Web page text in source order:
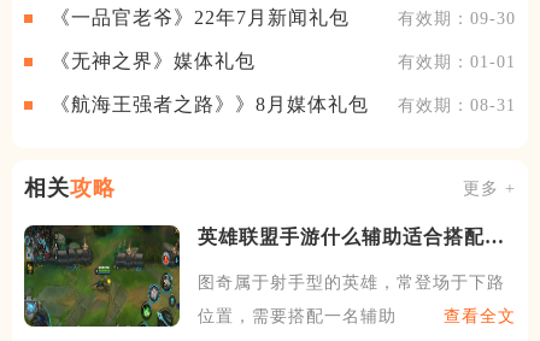
《一品官老爷》22年7月新闻礼包 有效期：09-30
《无神之界》媒体礼包 有效期：01-01
《航海王强者之路》》8月媒体礼包 有效期：08-31
相关攻略 更多 +
英雄联盟手游什么辅助适合搭配图
图奇属于射手型的英雄，常登场于下路
位置，需要搭配一名辅助英雄
查看全文